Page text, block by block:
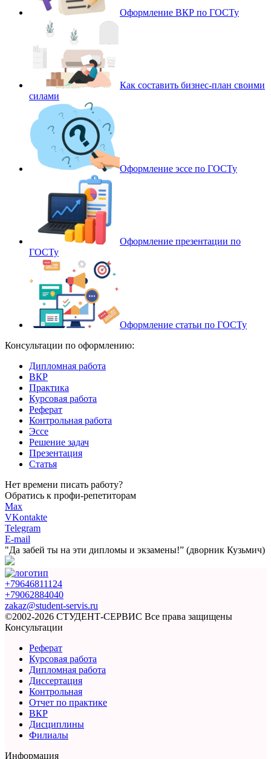
Оформление ВКР по ГОСТу
Как составить бизнес-план своими
силами
Оформление эссе по ГОСТу
Оформление презентации по
ГОСТу
Оформление статьи по ГОСТу
Консультации по оформлению:
Дипломная работа
ВКР
Практика
Курсовая работа
Реферат
Контрольная работа
Эссе
Решение задач
Презентация
Статья
Нет времени писать работу?
Обратись к профи-репетиторам
Max
VKontakte
Telegram
E-mail
"Да забей ты на эти дипломы и экзамены!” (дворник Кузьмич)
+79646811124
+79062884040
zakaz@student-servis.ru
©2002-2026 СТУДЕНТ-СЕРВИС Все права защищены
Консультации
Реферат
Курсовая работа
Дипломная работа
Диссертация
Контрольная
Отчет по практике
ВКР
Дисциплины
Филиалы
Информация